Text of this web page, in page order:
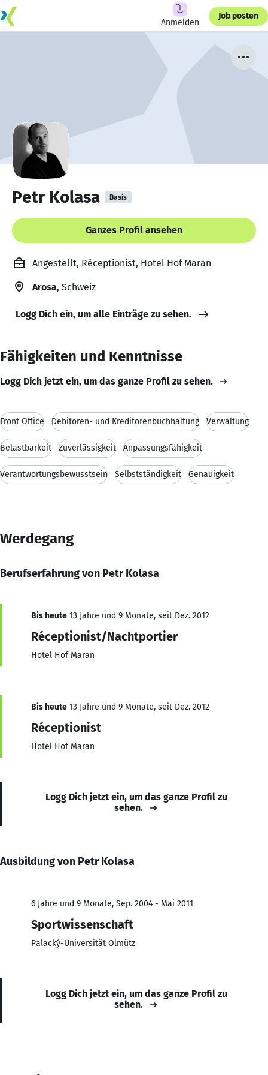
Anmelden
Job posten
Petr Kolasa Basis
Ganzes Profil ansehen
Angestellt, Réceptionist, Hotel Hof Maran
Arosa, Schweiz
Logg Dich ein, um alle Einträge zu sehen.
Fähigkeiten und Kenntnisse
Logg Dich jetzt ein, um das ganze Profil zu sehen.
Front Office Debitoren- und Kreditorenbuchhaltung Verwaltung
Belastbarkeit Zuverlässigkeit Anpassungsfähigkeit
Verantwortungsbewusstsein Selbstständigkeit Genauigkeit
Werdegang
Berufserfahrung von Petr Kolasa
Bis heute 13 Jahre und 9 Monate, seit Dez. 2012
Réceptionist/Nachtportier
Hotel Hof Maran
Bis heute 13 Jahre und 9 Monate, seit Dez. 2012
Réceptionist
Hotel Hof Maran
Logg Dich jetzt ein, um das ganze Profil zu
sehen.
Ausbildung von Petr Kolasa
6 Jahre und 9 Monate, Sep. 2004 - Mai 2011
Sportwissenschaft
Palacký-Universität Olmütz
Logg Dich jetzt ein, um das ganze Profil zu
sehen.